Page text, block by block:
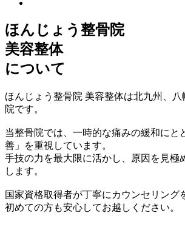
ほんじょう整骨院
美容整体
について
ほんじょう整骨院 美容整体は北九州、
院です。
当整骨院では、一時的な痛みの緩和にと
善」を重視しています。
手技の力を最大限に活かし、原因を見極
します。
国家資格取得者が丁寧にカウンセリング
初めての方も安心してお越しください。